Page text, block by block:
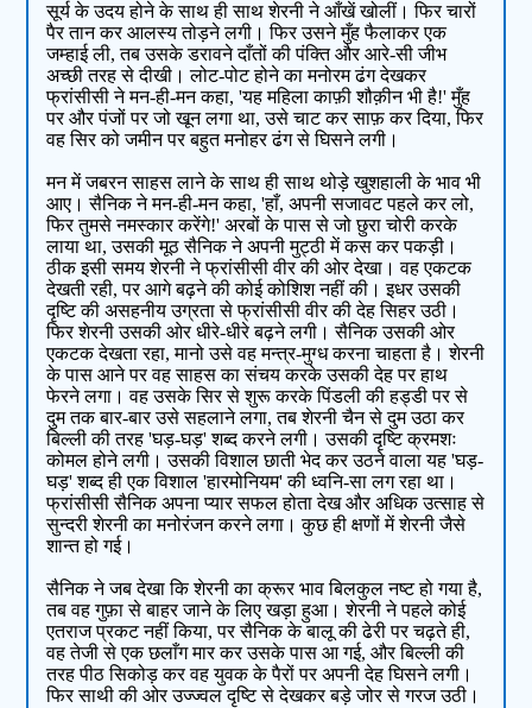
सूर्य के उदय होने के साथ ही साथ शेरनी ने आँखें खोलीं। फिर चारों
पैर तान कर आलस्य तोड़ने लगी। फिर उसने मुँह फैलाकर एक
जम्हाई ली, तब उसके डरावने दाँतों की पंक्ति और आरे-सी जीभ
अच्छी तरह से दीखी। लोट-पोट होने का मनोरम ढंग देखकर
फ्रांसीसी ने मन-ही-मन कहा, 'यह महिला काफ़ी शौक़ीन भी है!' मुँह
पर और पंजों पर जो खून लगा था, उसे चाट कर साफ़ कर दिया, फिर
वह सिर को जमीन पर बहुत मनोहर ढंग से घिसने लगी।
मन में जबरन साहस लाने के साथ ही साथ थोड़े खुशहाली के भाव भी
आए। सैनिक ने मन-ही-मन कहा, 'हाँ, अपनी सजावट पहले कर लो,
फिर तुमसे नमस्कार करेंगे!' अरबों के पास से जो छुरा चोरी करके
लाया था, उसकी मूठ सैनिक ने अपनी मुट्ठी में कस कर पकड़ी।
ठीक इसी समय शेरनी ने फ्रांसीसी वीर की ओर देखा। वह एकटक
देखती रही, पर आगे बढ़ने की कोई कोशिश नहीं की। इधर उसकी
दृष्टि की असहनीय उग्रता से फ्रांसीसी वीर की देह सिहर उठी।
फिर शेरनी उसकी ओर धीरे-धीरे बढ़ने लगी। सैनिक उसकी ओर
एकटक देखता रहा, मानो उसे वह मन्त्र-मुग्ध करना चाहता है। शेरनी
के पास आने पर वह साहस का संचय करके उसकी देह पर हाथ
फेरने लगा। वह उसके सिर से शुरू करके पिंडली की हड्डी पर से
दुम तक बार-बार उसे सहलाने लगा, तब शेरनी चैन से दुम उठा कर
बिल्ली की तरह 'घड़-घड़' शब्द करने लगी। उसकी दृष्टि क्रमशः
कोमल होने लगी। उसकी विशाल छाती भेद कर उठने वाला यह 'घड़-
घड़' शब्द ही एक विशाल 'हारमोनियम' की ध्वनि-सा लग रहा था।
फ्रांसीसी सैनिक अपना प्यार सफल होता देख और अधिक उत्साह से
सुन्दरी शेरनी का मनोरंजन करने लगा। कुछ ही क्षणों में शेरनी जैसे
शान्त हो गई।
सैनिक ने जब देखा कि शेरनी का क्रूर भाव बिलकुल नष्ट हो गया है,
तब वह गुफ़ा से बाहर जाने के लिए खड़ा हुआ। शेरनी ने पहले कोई
एतराज प्रकट नहीं किया, पर सैनिक के बालू की ढेरी पर चढ़ते ही,
वह तेजी से एक छलाँग मार कर उसके पास आ गई, और बिल्ली की
तरह पीठ सिकोड़ कर वह युवक के पैरों पर अपनी देह घिसने लगी।
फिर साथी की ओर उज्ज्वल दृष्टि से देखकर बड़े जोर से गरज उठी।